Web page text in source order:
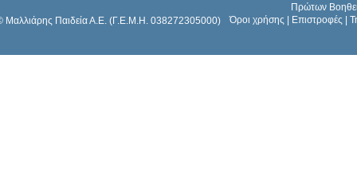
Πρώτων
Μαλλιάρης Παιδεία Α.Ε. (Γ.Ε.Μ.Η. 038272305000)
Όροι χρήσης Επιστροφές